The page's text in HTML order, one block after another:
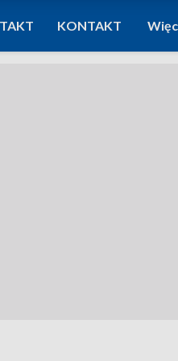
KONTAKT